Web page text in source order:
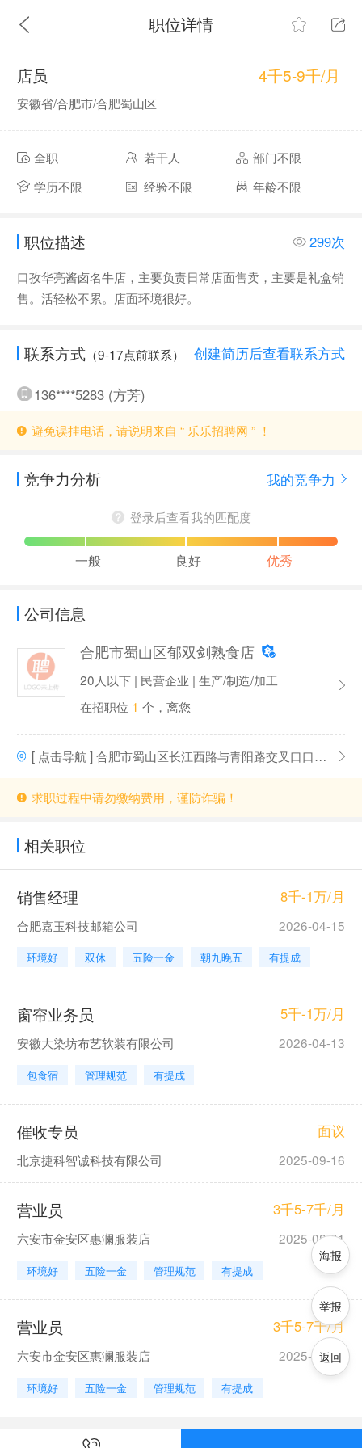
职位详情
店员 4千5-9千/月
安徽省/合肥市/合肥蜀山区
全职 若干人
部门不限
学历不限
经验不限 年龄不限
职位描述 299次
口孜华亮酱卤名牛店，主要负责日常店面售卖，主要是礼盒销
售。活轻松不累。店面环境很好。
联系方式（9-17点前联系） 创建简历后查看联系方式
136****5283 (方芳)
避免误挂电话，请说明来自 “ 乐乐招聘网 ” ！
竞争力分析 我的竞争力
登录后查看我的匹配度
一般 良好 优秀
公司信息
合肥市蜀山区郁双剑熟食店
20人以下 | 民营企业 | 生产/制造/加工
在招职位 1 个，离您
[ 点击导航 ] 合肥市蜀山区长江西路与青阳路交叉口口孜华亮酱卤名牛店
求职过程中请勿缴纳费用，谨防诈骗！
相关职位
销售经理 8千-1万/月
合肥嘉玉科技邮箱公司 2026-04-15
环境好 双休 五险一金 朝九晚五 有提成
窗帘业务员 5千-1万/月
安徽大染坊布艺软装有限公司 2026-04-13
包食宿 管理规范 有提成
催收专员 面议
北京捷科智诚科技有限公司 2025-09-16
营业员 3千5-7千/月
六安市金安区惠澜服装店 2025-08-01
环境好 五险一金 管理规范 有提成
营业员 3千5-7千/月
六安市金安区惠澜服装店 2025-08-01
环境好 五险一金 管理规范 有提成
海报
举报
返回